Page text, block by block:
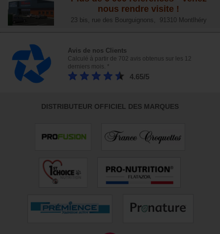
nous rendre visite !
23 bis, rue des Bourguignons, 91310 Montlhéry
Avis de nos Clients
Calculé à partir de 702 avis obtenus sur les 12
derniers mois. *
4.65/5
DISTRIBUTEUR OFFICIEL DES MARQUES